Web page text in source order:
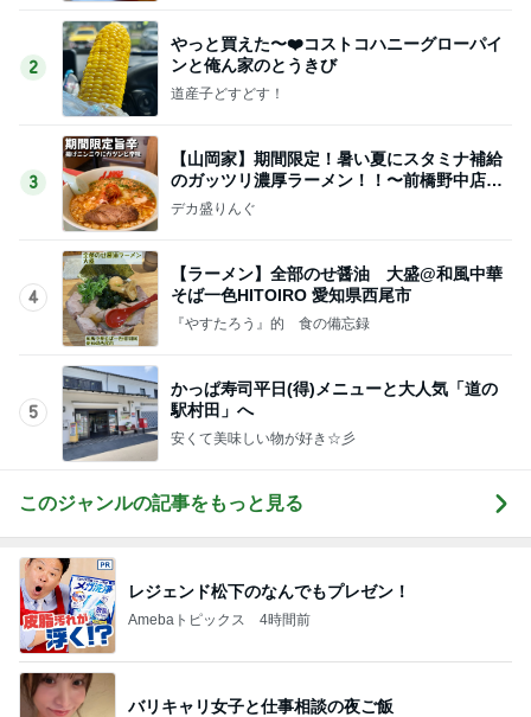
2
やっと買えた〜❤️コストコハニーグローパイ
ンと俺ん家のとうきび
道産子どすどす！
3
【山岡家】期間限定！暑い夏にスタミナ補給
のガッツリ濃厚ラーメン！！〜前橋野中店さ
ん〜
デカ盛りんぐ
4
【ラーメン】全部のせ醤油 大盛@和風中華
そば一色HITOIRO 愛知県西尾市
『やすたろう』的 食の備忘録
5
かっぱ寿司平日(得)メニューと大人気「道の
駅村田」へ
安くて美味しい物が好き☆彡
このジャンルの記事をもっと見る
レジェンド松下のなんでもプレゼン！
Amebaトピックス 4時間前
バリキャリ女子と仕事相談の夜ご飯